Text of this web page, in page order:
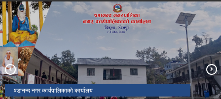
रामचन्द्र मन्दिर परिसर
षडानन्द नगर कार्यपालिकाको कार्यालय
ऐतिहासिक दिंला बजारमा नाचिने लाखे नाच